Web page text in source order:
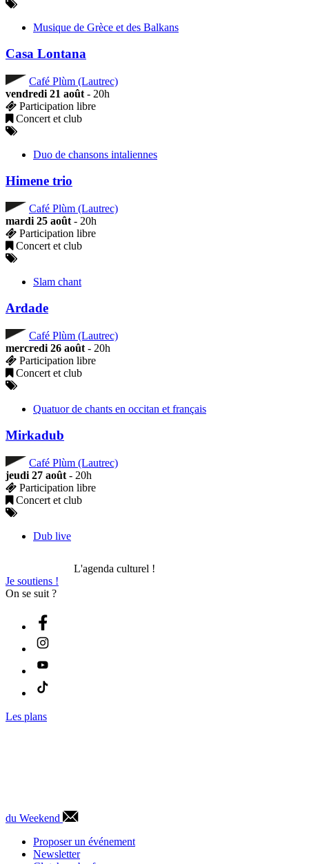
Musique de Grèce et des Balkans
Casa Lontana
Café Plùm (Lautrec)
vendredi 21 août - 20h
Participation libre
Concert et club
Duo de chansons intaliennes
Himene trio
Café Plùm (Lautrec)
mardi 25 août - 20h
Participation libre
Concert et club
Slam chant
Ardade
Café Plùm (Lautrec)
mercredi 26 août - 20h
Participation libre
Concert et club
Quatuor de chants en occitan et français
Mirkadub
Café Plùm (Lautrec)
jeudi 27 août - 20h
Participation libre
Concert et club
Dub live
L'agenda culturel !
Je soutiens !
On se suit ?
Les plans
du Weekend
Proposer un événement
Newsletter